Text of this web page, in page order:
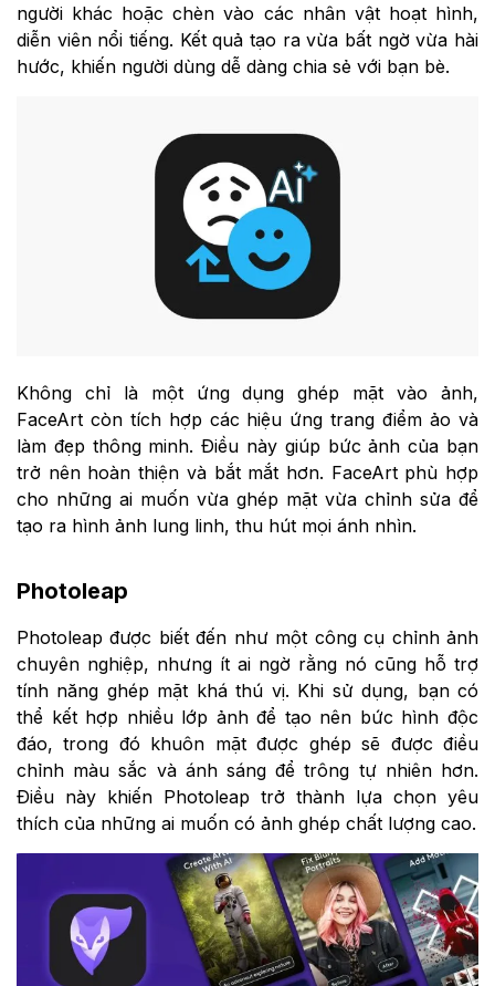
người khác hoặc chèn vào các nhân vật hoạt hình,
diễn viên nổi tiếng. Kết quả tạo ra vừa bất ngờ vừa hài
hước, khiến người dùng dễ dàng chia sẻ với bạn bè.
Không chỉ là một ứng dụng ghép mặt vào ảnh,
FaceArt còn tích hợp các hiệu ứng trang điểm ảo và
làm đẹp thông minh. Điều này giúp bức ảnh của bạn
trở nên hoàn thiện và bắt mắt hơn. FaceArt phù hợp
cho những ai muốn vừa ghép mặt vừa chỉnh sửa để
tạo ra hình ảnh lung linh, thu hút mọi ánh nhìn.
Photoleap
Photoleap được biết đến như một công cụ chỉnh ảnh
chuyên nghiệp, nhưng ít ai ngờ rằng nó cũng hỗ trợ
tính năng ghép mặt khá thú vị. Khi sử dụng, bạn có
thể kết hợp nhiều lớp ảnh để tạo nên bức hình độc
đáo, trong đó khuôn mặt được ghép sẽ được điều
chỉnh màu sắc và ánh sáng để trông tự nhiên hơn.
Điều này khiến Photoleap trở thành lựa chọn yêu
thích của những ai muốn có ảnh ghép chất lượng cao.